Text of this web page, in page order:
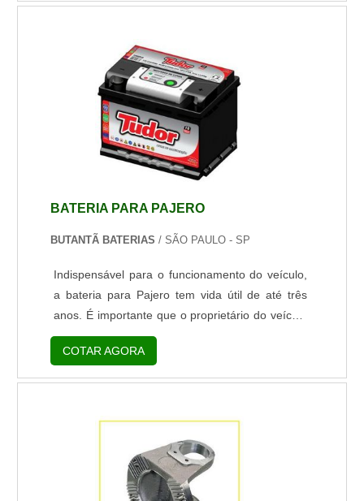
recarregável, atualmente, possuem um grande
apelo social, como esses produtos podem ser
usados por mui...
BATERIA PARA PAJERO
BUTANTÃ BATERIAS / SÃO PAULO - SP
Indispensável para o funcionamento do veículo,
a bateria para Pajero tem vida útil de até três
anos. É importante que o proprietário do veículo
realize revisões periódicas no sistema elétrico
para evitar imprevistos. Para preservar a bateria
e aumentar sua durabilidade em caminhonetes e
uso de acessórios enquanto o carro estiver
desligado, além de sempre desligar tais
acessórios na hora dar p...
COTAR AGORA